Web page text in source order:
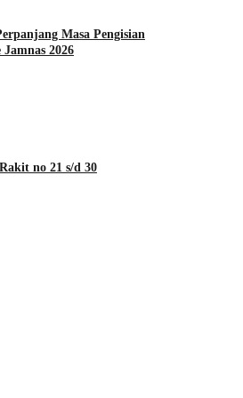
Masa Pengisian
2026
no 21 s/d 30